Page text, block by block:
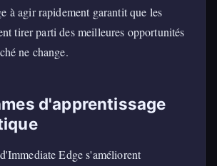
à agir rapidement garantit que les
tirer parti des meilleures opportunités
ne change.
d'apprentissage
Edge s'améliorent